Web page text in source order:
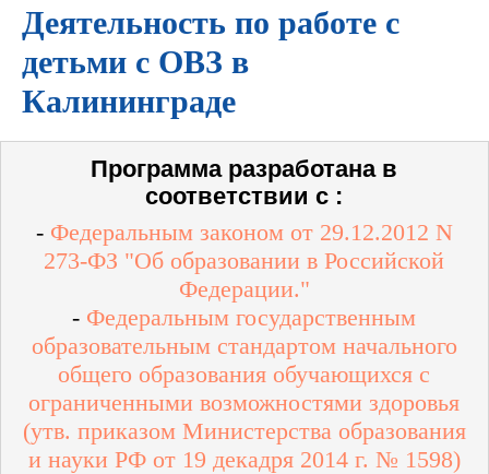
Деятельность по работе с
детьми с ОВЗ в
Калининграде
Программа разработана в
соответствии с :
- Федеральным законом от 29.12.2012 N
273-ФЗ "Об образовании в Российской
Федерации."
- Федеральным государственным
образовательным стандартом начального
общего образования обучающихся с
ограниченными возможностями здоровья
(утв. приказом Министерства образования
и науки РФ от 19 декадря 2014 г. № 1598)